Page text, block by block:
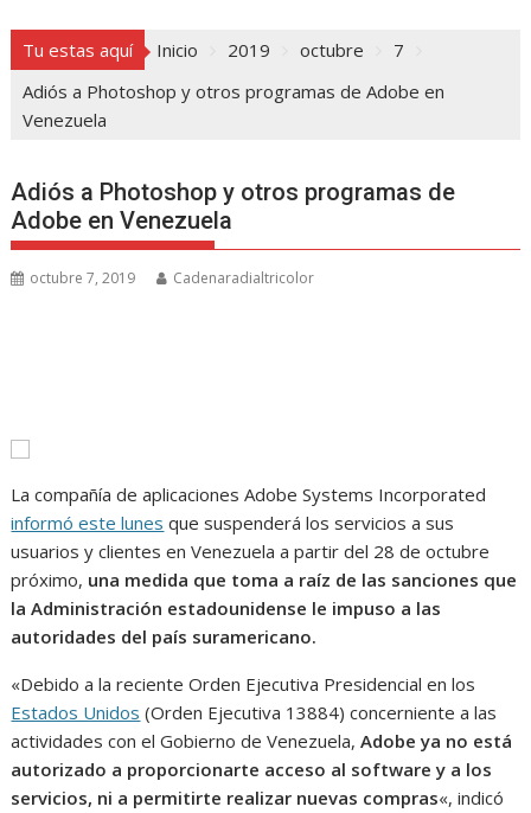
Tu estas aquí Inicio 2019 octubre
7
Adiós a Photoshop y otros programas de Adobe en
Venezuela
Adiós a Photoshop y otros programas de
Adobe en Venezuela
octubre 7, 2019 Cadenaradialtricolor
La compañía de aplicaciones Adobe Systems Incorporated
informó este lunes que suspenderá los servicios a sus
usuarios y clientes en Venezuela a partir del 28 de octubre
próximo, una medida que toma a raíz de las sanciones que
la Administración estadounidense le impuso a las
autoridades del país suramericano.
«Debido a la reciente Orden Ejecutiva Presidencial en los
Estados Unidos (Orden Ejecutiva 13884) concerniente a las
actividades con el Gobierno de Venezuela, Adobe ya no está
autorizado a proporcionarte acceso al software y a los
servicios, ni a permitirte realizar nuevas compras«, indicó